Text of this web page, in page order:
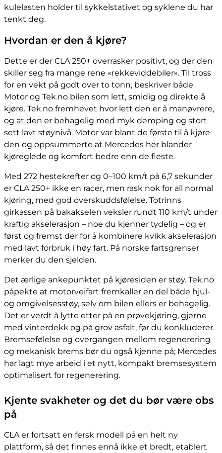
kulelasten holder til sykkelstativet og syklene du har
tenkt deg.
Hvordan er den å kjøre?
Dette er der CLA 250+ overrasker positivt, og der den
skiller seg fra mange rene «rekkeviddebiler». Til tross
for en vekt på godt over to tonn, beskriver både
Motor og Tek.no bilen som lett, smidig og direkte å
kjøre. Tek.no fremhevet hvor lett den er å manøvrere,
og at den er behagelig med myk demping og stort
sett lavt støynivå. Motor var blant de første til å kjøre
den og oppsummerte at Mercedes her blander
kjøreglede og komfort bedre enn de fleste.
Med 272 hestekrefter og 0–100 km/t på 6,7 sekunder
er CLA 250+ ikke en racer, men rask nok for all normal
kjøring, med god overskuddsfølelse. Totrinns
girkassen på bakakselen veksler rundt 110 km/t under
kraftig akselerasjon – noe du kjenner tydelig – og er
først og fremst der for å kombinere kvikk akselerasjon
med lavt forbruk i høy fart. På norske fartsgrenser
merker du den sjelden.
Det ærlige ankepunktet på kjøresiden er støy. Tek.no
påpekte at motorveifart fremkaller en del både hjul-
og omgivelsesstøy, selv om bilen ellers er behagelig.
Det er verdt å lytte etter på en prøvekjøring, gjerne
med vinterdekk og på grov asfalt, før du konkluderer.
Bremsefølelse og overgangen mellom regenerering
og mekanisk brems bør du også kjenne på; Mercedes
har lagt mye arbeid i et nytt, kompakt bremsesystem
optimalisert for regenerering.
Kjente svakheter og det du bør være obs
på
CLA er fortsatt en fersk modell på en helt ny
plattform, så det finnes ennå ikke et bredt, etablert